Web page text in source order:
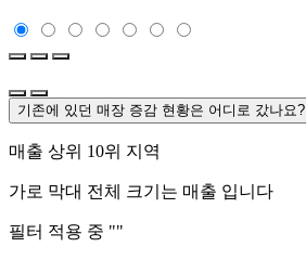
기존에 있던 매장 증감 현황은 어디로 갔나요?
매출 상위 10위 지역
가로 막대 전체 크기는 매출 입니다
필터 적용 중 ""